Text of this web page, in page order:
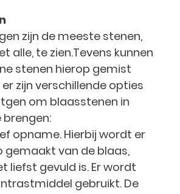
zijn de meeste stenen,
alle, te zien.Tevens kunnen
stenen hierop gemist
zijn verschillende opties
om blaasstenen in
brengen:
opname. Hierbij wordt er
gemaakt van de blaas,
liefst gevuld is. Er wordt
gebruikt. De